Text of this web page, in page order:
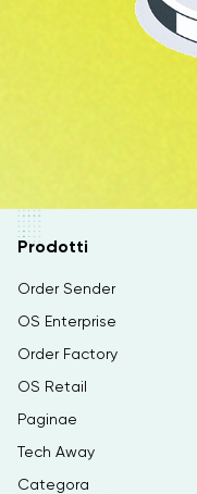
Prodotti
Order Sender
OS Enterprise
Order Factory
OS Retail
Paginae
Tech Away
Categora